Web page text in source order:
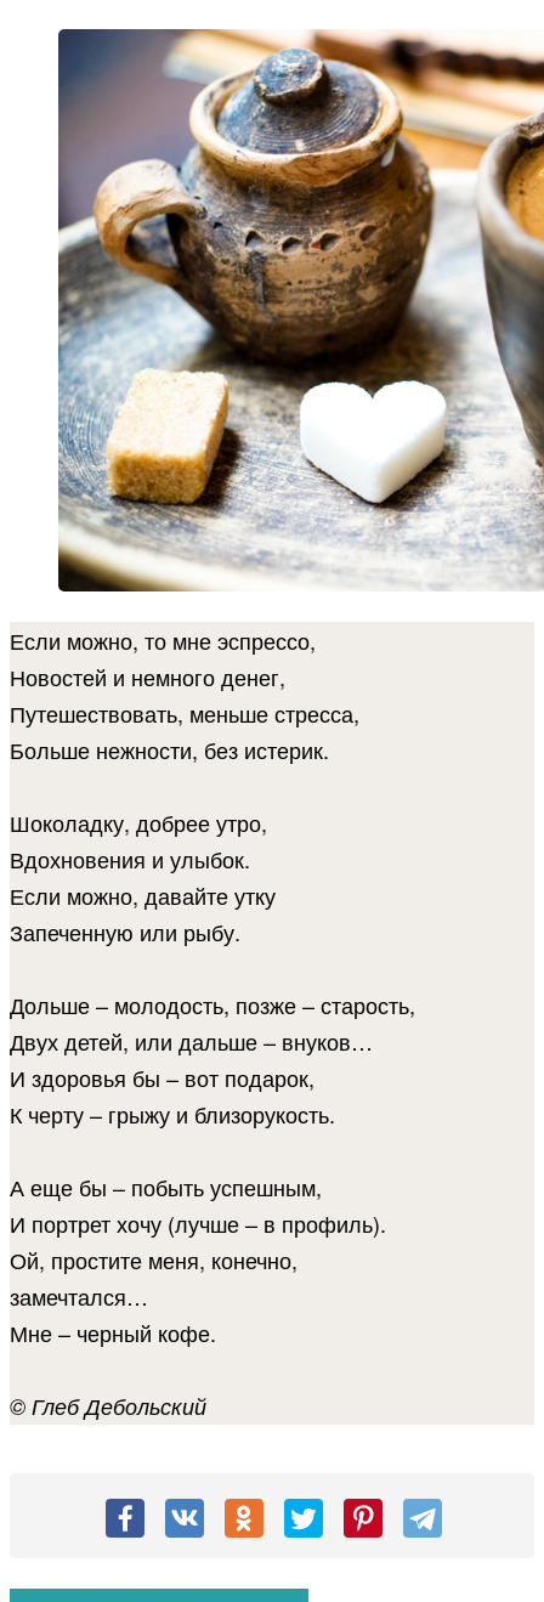
Если можно, то мне эспрессо,
Новостей и немного денег,
Путешествовать, меньше стресса,
Больше нежности, без истерик.
Шоколадку, добрее утро,
Вдохновения и улыбок.
Если можно, давайте утку
Запеченную или рыбу.
Дольше – молодость, позже – старость,
Двух детей, или дальше – внуков…
И здоровья бы – вот подарок,
К черту – грыжу и близорукость.
А еще бы – побыть успешным,
И портрет хочу (лучше – в профиль).
Ой, простите меня, конечно,
замечтался…
Мне – черный кофе.
© Глеб Дебольский